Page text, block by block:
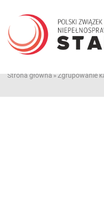
treści
Strona główna»Zgrupowanie